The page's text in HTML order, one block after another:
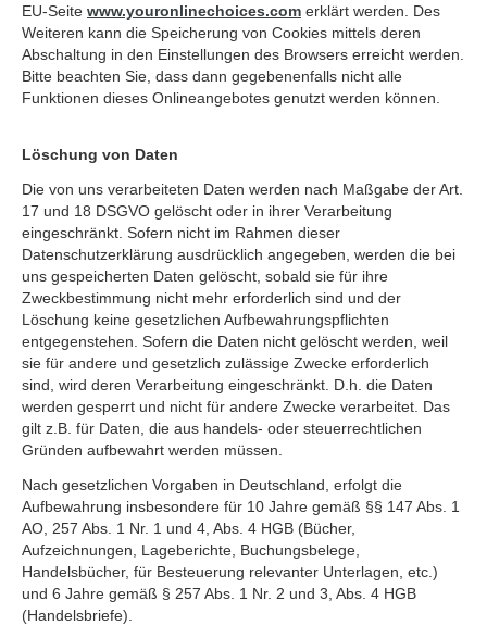
EU-Seite www.youronlinechoices.com erklärt werden. Des
Weiteren kann die Speicherung von Cookies mittels deren
Abschaltung in den Einstellungen des Browsers erreicht werden.
Bitte beachten Sie, dass dann gegebenenfalls nicht alle
Funktionen dieses Onlineangebotes genutzt werden können.
Löschung von Daten
Die von uns verarbeiteten Daten werden nach Maßgabe der Art.
17 und 18 DSGVO gelöscht oder in ihrer Verarbeitung
eingeschränkt. Sofern nicht im Rahmen dieser
Datenschutzerklärung ausdrücklich angegeben, werden die bei
uns gespeicherten Daten gelöscht, sobald sie für ihre
Zweckbestimmung nicht mehr erforderlich sind und der
Löschung keine gesetzlichen Aufbewahrungspflichten
entgegenstehen. Sofern die Daten nicht gelöscht werden, weil
sie für andere und gesetzlich zulässige Zwecke erforderlich
sind, wird deren Verarbeitung eingeschränkt. D.h. die Daten
werden gesperrt und nicht für andere Zwecke verarbeitet. Das
gilt z.B. für Daten, die aus handels- oder steuerrechtlichen
Gründen aufbewahrt werden müssen.
Nach gesetzlichen Vorgaben in Deutschland, erfolgt die
Aufbewahrung insbesondere für 10 Jahre gemäß §§ 147 Abs. 1
AO, 257 Abs. 1 Nr. 1 und 4, Abs. 4 HGB (Bücher,
Aufzeichnungen, Lageberichte, Buchungsbelege,
Handelsbücher, für Besteuerung relevanter Unterlagen, etc.)
und 6 Jahre gemäß § 257 Abs. 1 Nr. 2 und 3, Abs. 4 HGB
(Handelsbriefe).